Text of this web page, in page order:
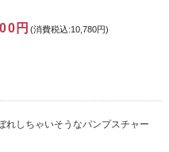
円 (消費税込:10,780円)
れしちゃいそうなパンプスチャー